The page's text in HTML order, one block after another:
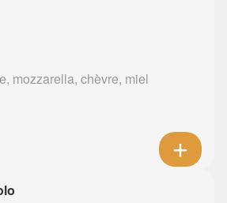
mozzarella, chèvre, miel